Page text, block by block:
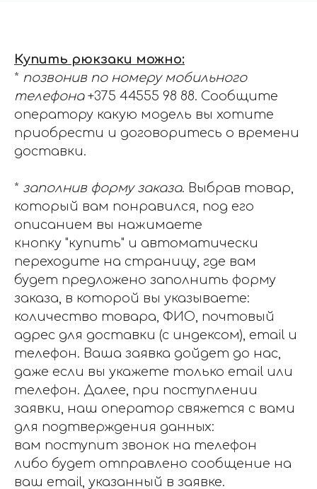
Купить рюкзаки можно:
* позвонив по номеру мобильного
телефона +375 44555 98 88. Сообщите
оператору какую модель вы хотите
приобрести и договоритесь о времени
доставки.
* заполнив форму заказа. Выбрав товар,
который вам понравился, под его
описанием вы нажимаете
кнопку "купить" и автоматически
переходите на страницу, где вам
будет предложено заполнить форму
заказа, в которой вы указываете:
количество товара, ФИО, почтовый
адрес для доставки (с индексом), email и
телефон. Ваша заявка дойдет до нас,
даже если вы укажете только email или
телефон. Далее, при поступлении
заявки, наш оператор свяжется с вами
для подтверждения данных:
вам поступит звонок на телефон
либо будет отправлено сообщение на
ваш email, указанный в заявке.